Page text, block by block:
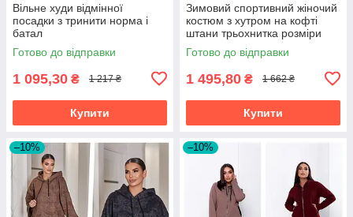
Вільне худи відмінної
посадки з тринити норма і
батал
Готово до відправки
1 095,30 ₴ 1 217 ₴
Купити
Зимовий спортивний жіночий
костюм з хутром на кофті
штани трьохнитка розміри
батал
Готово до відправки
1 495,80 ₴ 1 662 ₴
Купити
–10% –10%